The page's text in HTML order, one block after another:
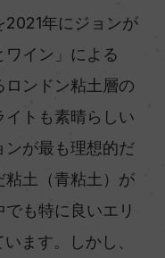
2021年にジョンが
ワイン」による
ロンドン粘土層の
トも素晴らしい
ンが最も理想的だ
粘土（青粘土）が
も特に良いエリ
ます。しかし、